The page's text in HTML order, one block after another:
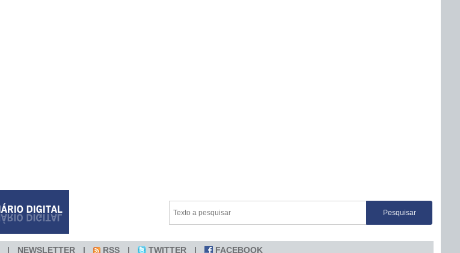
NEWSLETTER RSS TWITTER FACEBOOK